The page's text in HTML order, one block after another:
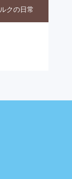
クの日常